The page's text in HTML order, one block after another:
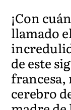
¡Con
llamado
de este
francesa,
cerebro